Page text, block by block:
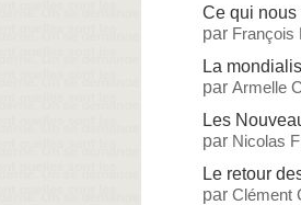
Ce qui nous
par François
La
par Armelle
Les
par Nicolas
Le retour
par Clément